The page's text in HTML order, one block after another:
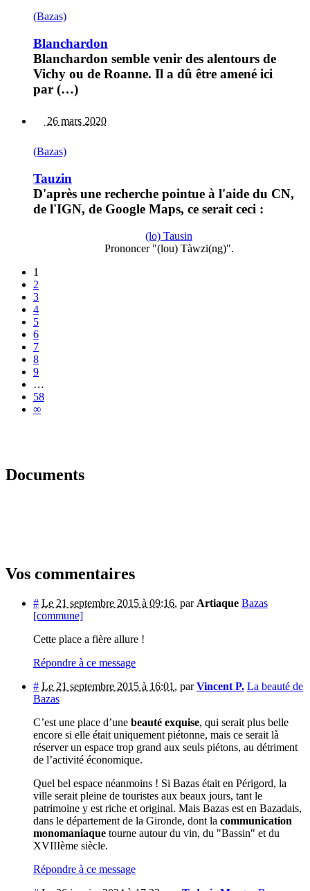
(Bazas)
Blanchardon
Blanchardon semble venir des alentours de
Vichy ou de Roanne. Il a dû être amené ici
par (…)
26 mars 2020
(Bazas)
Tauzin
D'après une recherche pointue à l'aide du CN,
de l'IGN, de Google Maps, ce serait ceci :
(lo) Tausin
Prononcer "(lou) Tàwzi(ng)".
1
2
3
4
5
6
7
8
9
…
58
∞
Documents
Vos commentaires
# Le 21 septembre 2015 à 09:16, par Artiaque Bazas
[commune]
Cette place a fière allure !
Répondre à ce message
# Le 21 septembre 2015 à 16:01 , parVincent P. La beauté de
Bazas
C’est une place d’une beauté exquise, qui serait plus belle
encore si elle était uniquement piétonne, mais ce serait là
réserver un espace trop grand aux seuls piétons, au détriment
de l’activité économique.
Quel bel espace néanmoins ! Si Bazas était en Périgord, la
ville serait pleine de touristes aux beaux jours, tant le
patrimoine y est riche et original. Mais Bazas est en Bazadais,
dans le département de la Gironde, dont la communication
monomaniaque tourne autour du vin, du "Bassin" et du
XVIIIème siècle.
Répondre à ce message